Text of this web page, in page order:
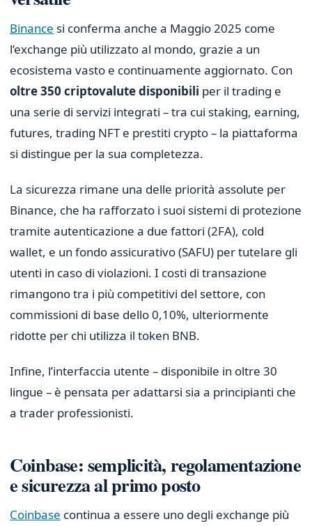
Binance si conferma anche a Maggio 2025 come
l’exchange più utilizzato al mondo, grazie a un
ecosistema vasto e continuamente aggiornato. Con
oltre 350 criptovalute disponibili per il trading e
una serie di servizi integrati – tra cui staking, earning,
futures, trading NFT e prestiti crypto – la piattaforma
si distingue per la sua completezza.
La sicurezza rimane una delle priorità assolute per
Binance, che ha rafforzato i suoi sistemi di protezione
tramite autenticazione a due fattori (2FA), cold
wallet, e un fondo assicurativo (SAFU) per tutelare gli
utenti in caso di violazioni. I costi di transazione
rimangono tra i più competitivi del settore, con
commissioni di base dello 0,10%, ulteriormente
ridotte per chi utilizza il token BNB.
Infine, l’interfaccia utente – disponibile in oltre 30
lingue – è pensata per adattarsi sia a principianti che
a trader professionisti.
Coinbase: semplicità, regolamentazione
e sicurezza al primo posto
Coinbase continua a essere uno degli exchange più